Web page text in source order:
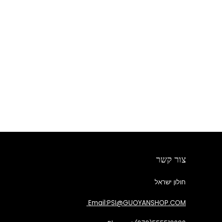
צור קשר
חולון ישראל
Email:PSI@GUOYANSHOP.COM